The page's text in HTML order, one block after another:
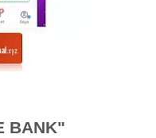
BANK"